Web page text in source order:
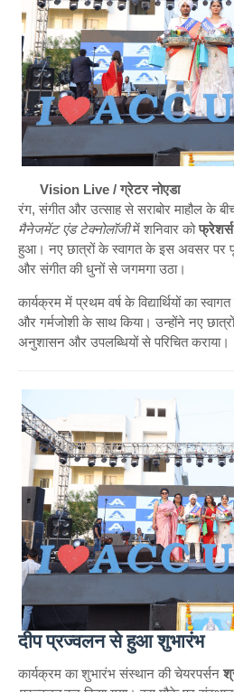
Vision Live / ग्रेटर नोएडा
रंग, संगीत और उत्साह से सराबोर माहौल के
मैनेजमेंट एंड टेक्नोलॉजीमें शनिवार कोफ्रेशर्स
हुआ। नए छात्रों के स्वागत के इस अवसर पर
और संगीत की धुनों से जगमगा उठा।
कार्यक्रम में प्रथम वर्ष के विद्यार्थियों का
और गर्मजोशी के साथ किया। उन्होंने नए
अनुशासन और उपलब्धियों से परिचित कराया।
दीप प्रज्वलन से हुआ शुभारंभ
कार्यक्रम का शुभारंभ संस्थान की चेयरपर्सन